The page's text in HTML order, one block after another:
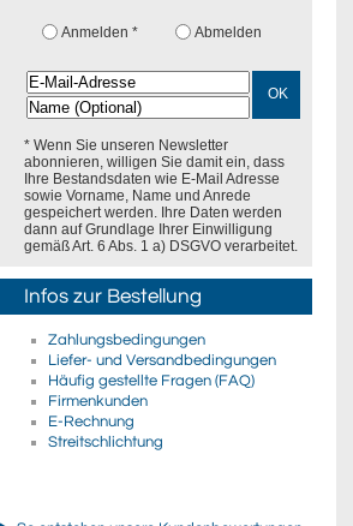
Anmelden * Abmelden
OK
* Wenn Sie unseren Newsletter
abonnieren, willigen Sie damit ein, dass
Ihre Bestandsdaten wie E-Mail Adresse
sowie Vorname, Name und Anrede
gespeichert werden. Ihre Daten werden
dann auf Grundlage Ihrer Einwilligung
gemäß Art. 6 Abs. 1 a) DSGVO verarbeitet.
Infos zur Bestellung
Zahlungsbedingungen
Liefer- und Versandbedingungen
Häufig gestellte Fragen (FAQ)
Firmenkunden
E-Rechnung
Streitschlichtung